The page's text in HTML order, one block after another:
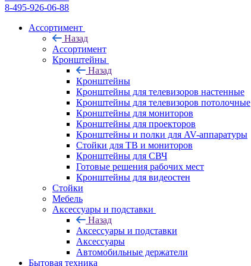
8-495-926-06-88
Ассортимент
Назад
Ассортимент
Кронштейны
Назад
Кронштейны
Кронштейны для телевизоров настенные
Кронштейны для телевизоров потолочные
Кронштейны для мониторов
Кронштейны для проекторов
Кронштейны и полки для AV-аппаратуры
Стойки для ТВ и мониторов
Кронштейны для СВЧ
Готовые решения рабочих мест
Кронштейны для видеостен
Стойки
Мебель
Аксессуары и подставки
Назад
Аксессуары и подставки
Аксессуары
Автомобильные держатели
Бытовая техника